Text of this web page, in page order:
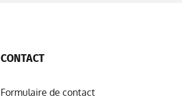
CONTACT
Formulaire de contact